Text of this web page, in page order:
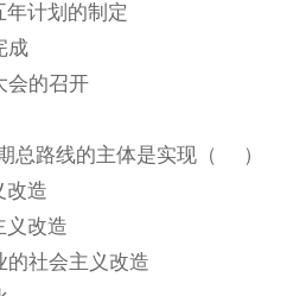
计划的制定
成
会的召开
总路线的主体是实现（ ）
改造
义改造
的社会主义改造